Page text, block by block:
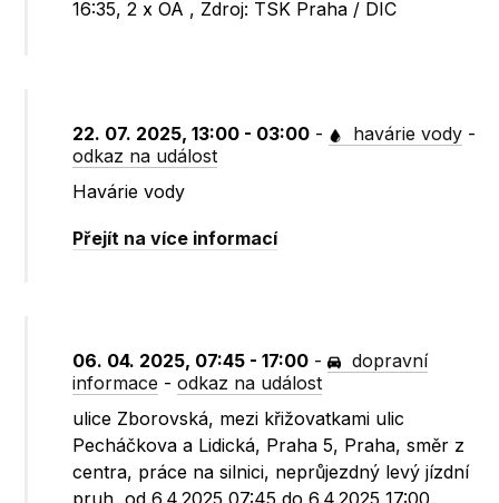
16:35, 2 x OA , Zdroj: TSK Praha / DIC
22. 07. 2025, 13:00 - 03:00 - havárie vody -
odkaz na událost
Havárie vody
Přejít na více informací
06. 04. 2025, 07:45 - 17:00 -
dopravní
informace -odkaz na událost
ulice Zborovská, mezi křižovatkami ulic
Pecháčkova a Lidická, Praha 5, Praha, směr z
centra, práce na silnici, neprůjezdný levý jízdní
pruh, od 6.4.2025 07:45 do 6.4.2025 17:00,